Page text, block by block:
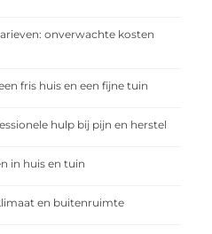
onverwachte kosten
fris huis en een fijne tuin
hulp bij pijn en herstel
in huis en tuin
en buitenruimte